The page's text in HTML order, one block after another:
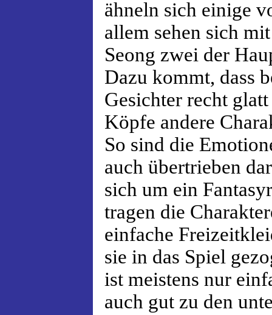
ähneln sich einige
allem sehen sich
Seong zwei der
Dazu kommt, dass
Gesichter recht
Köpfe andere
So sind die
auch übertrieben
sich um ein
tragen die
einfache
sie in das Spiel
ist meistens nur
auch gut zu den